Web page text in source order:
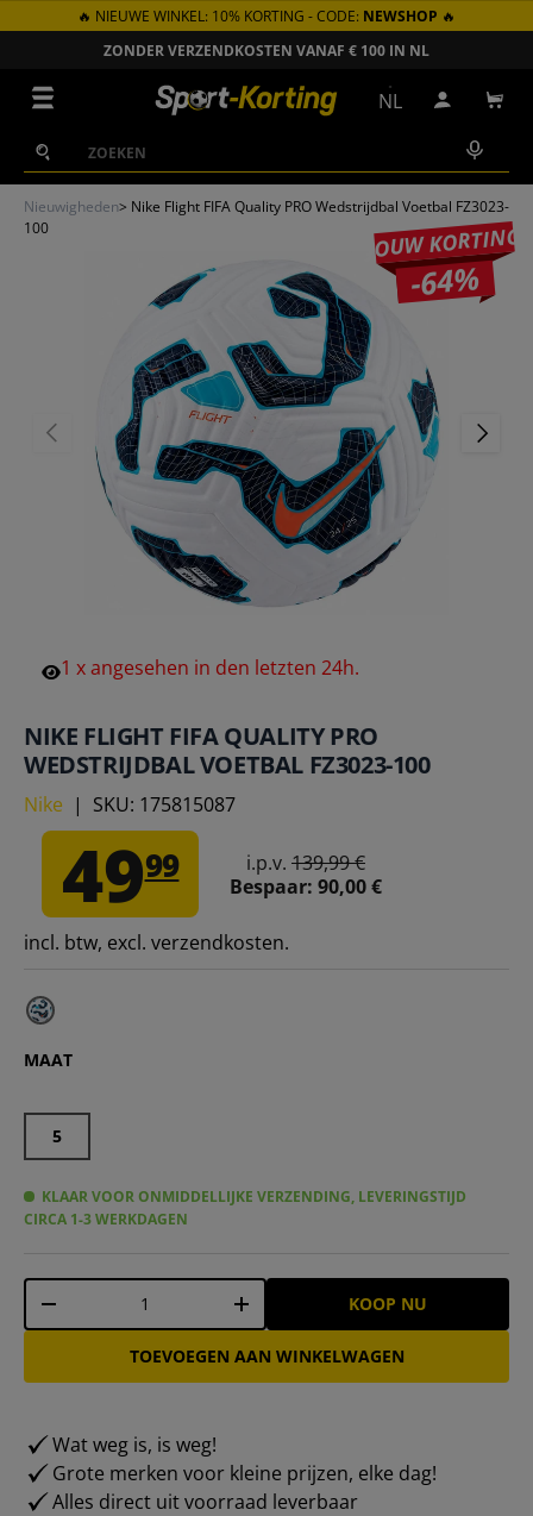
GA NAAR INHOUD
🔥 NIEUWE WINKEL: 10% KORTING - CODE: NEWSHOP 🔥
ZONDER VERZENDKOSTEN VANAF € 100 IN NL
Zoeken
Zoeken
NL Inloggen
Nieuwigheden> Nike Flight FIFA Quality PRO Wedstrijdbal Voetbal FZ3023-
100
JOUW KORTING
-64%
VORIGE
1 xangesehen in den letzten 24h.
NIKE FLIGHT FIFA QUALITY PRO
WEDSTRIJDBAL VOETBAL FZ3023-100
Nike | SKU: 175815087
4999 i.p.v. 139,99 €
Bespaar: 90,00 €
incl. btw, excl. verzendkosten.
MAAT
5
KLAAR VOOR ONMIDDELLIJKE VERZENDING, LEVERINGSTIJD
CIRCA 1-3 WERKDAGEN
Aantal
-
+ KOOP NU
TOEVOEGEN AAN WINKELWAGEN
Wat weg is, is weg!
Grote merken voor kleine prijzen, elke dag!
Alles direct uit voorraad leverbaar